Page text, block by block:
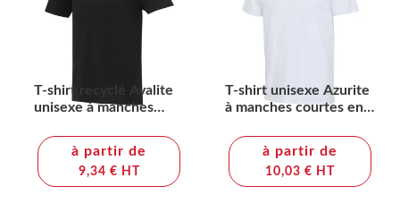
T-shirt recyclé Avalite
unisexe à manches
à partir de
9,34 € HT
T-shirt unisexe Azurite
à manches courtes en
certifié OCS de 160
à partir de
10,03 € HT